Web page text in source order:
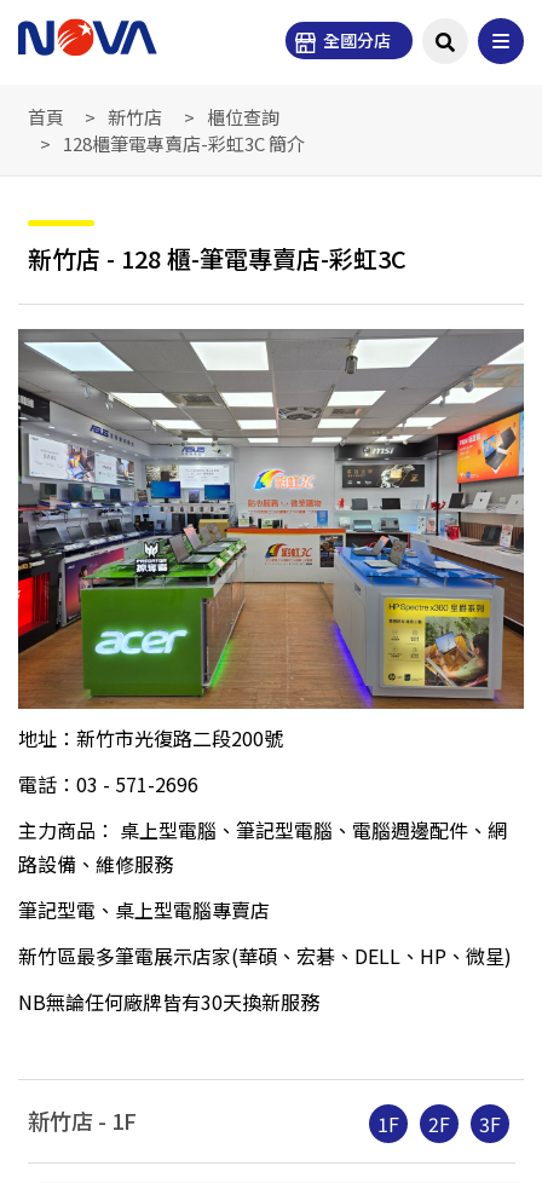
全國分店
首頁 新竹店
櫃位查詢
128櫃筆電專賣店-彩虹3C 簡介
新竹店 - 128 櫃-筆電專賣店-彩虹3C
地址：新竹市光復路二段200號
電話：03 - 571-2696
主力商品： 桌上型電腦、筆記型電腦、電腦週邊配件、網
路設備、維修服務
筆記型電、桌上型電腦專賣店
新竹區最多筆電展示店家(華碩、宏碁、DELL、HP、微星)
NB無論任何廠牌皆有30天換新服務
新竹店 - 1F 1F 2F 3F